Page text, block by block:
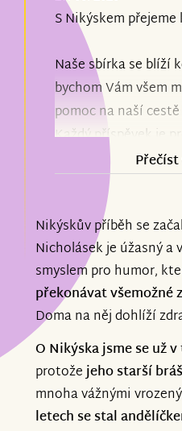
S Nikýskem
Naše sbírka se blíží
bychom Vám všem
pomoc na naší
Každý příspěvek je
podporou a
sami. Vaší pomoci
Aktuálně může
pokračovat v
neurorehabilitacích
cestu do Vídně, kde
ortézek a bude
upravování a další
Děkujeme, že jste
Nikýskův příběh se
Nicholásek je úžasný a
smyslem pro humor,
překonávat všemožné
Doma na něj dohlíží
O Nikýska jsme se už
protožejeho starší
mnoha vážnými
letech se stal